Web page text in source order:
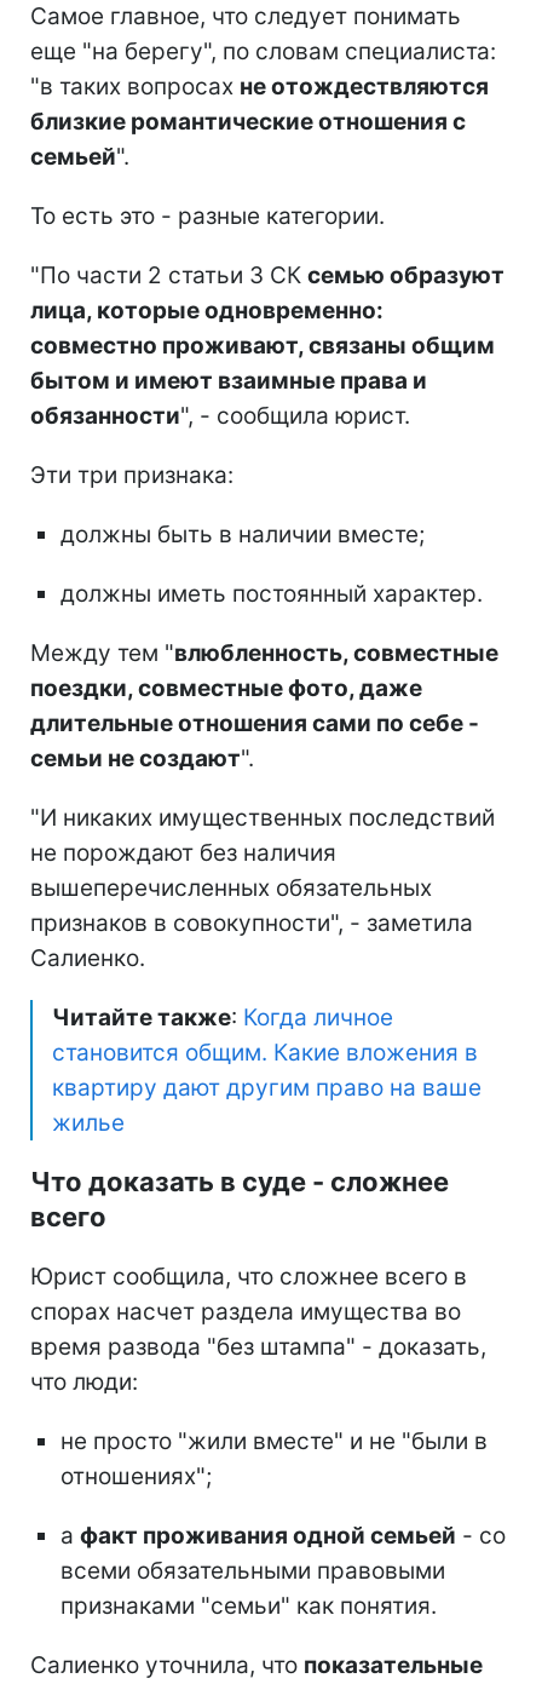
Самое главное, что следует понимать
еще "на берегу", по словам специалиста:
"в таких вопросах не отождествляются
близкие романтические отношения с
семьей".
То есть это - разные категории.
"По части 2 статьи 3 СК семью образуют
лица, которые одновременно:
совместно проживают, связаны общим
бытом и имеют взаимные права и
обязанности", - сообщила юрист.
Эти три признака:
должны быть в наличии вместе;
должны иметь постоянный характер.
Между тем "влюбленность, совместные
поездки, совместные фото, даже
длительные отношения сами по себе -
семьи не создают".
"И никаких имущественных последствий
не порождают без наличия
вышеперечисленных обязательных
признаков в совокупности", - заметила
Салиенко.
Читайте также: Когда личное
становится общим. Какие вложения в
квартиру дают другим право на ваше
жилье
Что доказать в суде - сложнее
всего
Юрист сообщила, что сложнее всего в
спорах насчет раздела имущества во
время развода "без штампа" - доказать,
что люди:
не просто "жили вместе" и не "были в
отношениях";
а факт проживания одной семьей - со
всеми обязательными правовыми
признаками "семьи" как понятия.
Салиенко уточнила, что показательные